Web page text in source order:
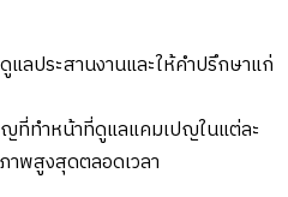
ลประสานงานและให้คำปรึกษาแก่
ญที่ทำหน้าที่ดูแลแคมเปญในแต่ละ
พสูงสุดตลอดเวลา